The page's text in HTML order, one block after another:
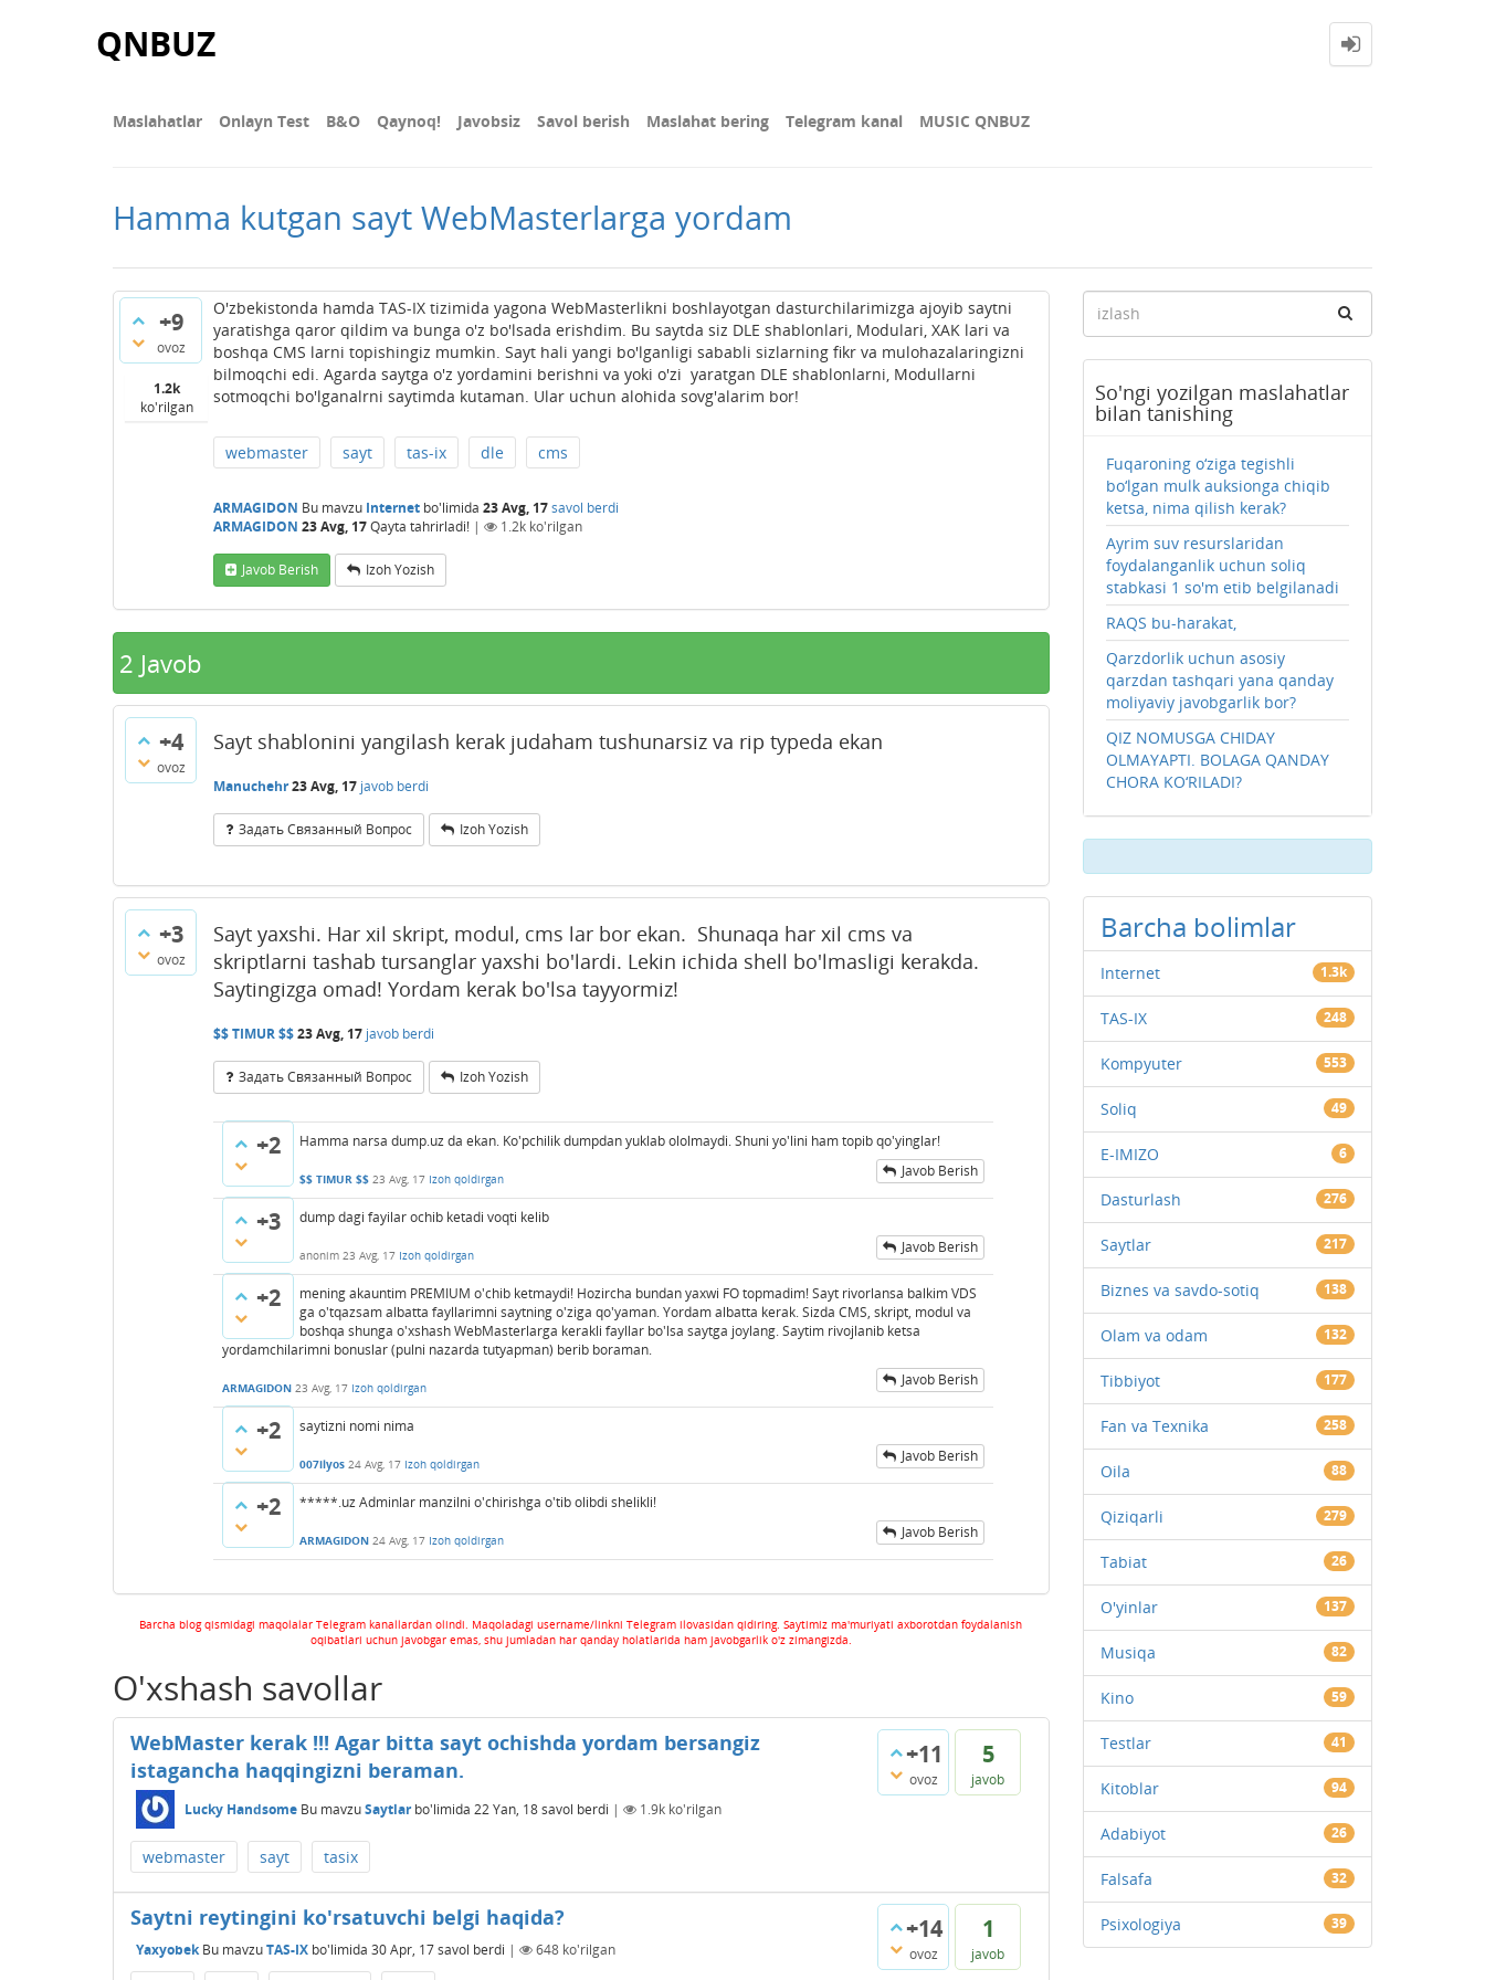
QNBUZ
Maslahatlar Onlayn Test В&О Qaynoq! Javobsiz Savol berish Maslahat bering Telegram kanal MUSIC QNBUZ
Hamma kutgan sayt WebMasterlarga yordam
+9
ovoz
1.2k
ko'rilgan
O'zbekistonda hamda TAS-IX tizimida yagona WebMasterlikni boshlayotgan dasturchilarimizga ajoyib saytni
yaratishga qaror qildim va bunga o'z bo'lsada erishdim. Bu saytda siz DLE shablonlari, Modulari, XAK lari va
boshqa CMS larni topishingiz mumkin. Sayt hali yangi bo'lganligi sababli sizlarning fikr va mulohazalaringizni
bilmoqchi edi. Agarda saytga o'z yordamini berishni va yoki o'zi yaratgan DLE shablonlarni, Modullarni
sotmoqchi bo'lganalrni saytimda kutaman. Ular uchun alohida sovg'alarim bor!
webmaster sayt tas-ix dle cms
ARMAGIDON Bu mavzu Internet bo'limida 23 Avg, 17savol berdi
ARMAGIDON 23 Avg, 17Qayta tahrirladi! | 1.2k ko'rilgan
Javob Berish Izoh Yozish
2 Javob
+4
ovoz
Sayt shablonini yangilash kerak judaham tushunarsiz va rip typeda ekan
Manuchehr23 Avg, 17 javob berdi
Задать Связанный Вопрос Izoh Yozish
+3
ovoz
Sayt yaxshi. Har xil skript, modul, cms lar bor ekan. Shunaqa har xil cms va
skriptlarni tashab tursanglar yaxshi bo'lardi. Lekin ichida shell bo'lmasligi kerakda.
Saytingizga omad! Yordam kerak bo'lsa tayyormiz!
$$ TIMUR $$23 Avg, 17 javob berdi
Задать Связанный Вопрос Izoh Yozish
+2 Hamma narsa dump.uz da ekan. Ko'pchilik dumpdan yuklab ololmaydi. Shuni yo'lini ham topib qo'yinglar!
$$ TIMUR $$ 23 Avg, 17 Izoh qoldirgan Javob Berish
+3 dump dagi fayilar ochib ketadi voqti kelib
anonim 23 Avg, 17 Izoh qoldirgan Javob Berish
+2
mening akauntim PREMIUM o'chib ketmaydi! Hozircha bundan yaxwi FO topmadim! Sayt rivorlansa balkim VDS
ga o'tqazsam albatta fayllarimni saytning o'ziga qo'yaman. Yordam albatta kerak. Sizda CMS, skript, modul va
boshqa shunga o'xshash WebMasterlarga kerakli fayllar bo'lsa saytga joylang. Saytim rivojlanib ketsa
yordamchilarimni bonuslar (pulni nazarda tutyapman) berib boraman.
ARMAGIDON 23 Avg, 17 Izoh qoldirgan Javob Berish
+2 saytizni nomi nima
007ilyos 24 Avg, 17 Izoh qoldirgan Javob Berish
+2 *****.uz Adminlar manzilni o'chirishga o'tib olibdi shelikli!
ARMAGIDON 24 Avg, 17 Izoh qoldirgan Javob Berish
Barcha blog qismidagi maqolalar Telegram kanallardan olindi. Maqoladagi username/linkni Telegram ilovasidan qidiring. Saytimiz ma'muriyati axborotdan foydalanish
oqibatlari uchun javobgar emas, shu jumladan har qanday holatlarida ham javobgarlik o'z zimangizda.
O'xshash savollar
+11
ovoz
5
javob
WebMaster kerak !!! Agar bitta sayt ochishda yordam bersangiz
istagancha haqqingizni beraman.
Lucky Handsome Bu mavzuSaytlarbo'limida 22 Yan, 18savol berdi | 1.9k ko'rilgan
webmaster sayt tasix
+14
ovoz
1
javob
Saytni reytingini ko'rsatuvchi belgi haqida?
Yaxyobek Bu mavzuTAS-IX bo'limida 30 Apr, 17savol berdi | 648 ko'rilgan
So'ngi yozilgan maslahatlar
bilan tanishing
Fuqaroning o‘ziga tegishli
bo‘lgan mulk auksionga chiqib
ketsa, nima qilish kerak?
Ayrim suv resurslaridan
foydalanganlik uchun soliq
stabkasi 1 so'm etib belgilanadi
RAQS bu-harakat,
Qarzdorlik uchun asosiy
qarzdan tashqari yana qanday
moliyaviy javobgarlik bor?
QIZ NOMUSGA CHIDAY
OLMAYAPTI. BOLAGA QANDAY
CHORA KO‘RILADI?
Barcha bolimlar
Internet 1.3k
TAS-IX 248
Kompyuter 553
Soliq 49
E-IMIZO 6
Dasturlash 276
Saytlar 217
Biznes va savdo-sotiq 138
Olam va odam 132
Tibbiyot 177
Fan va Texnika 258
Oila 88
Qiziqarli 279
Tabiat 26
O'yinlar 137
Musiqa 82
Kino 59
Testlar 41
Kitoblar 94
Adabiyot 26
Falsafa 32
Psixologiya 39